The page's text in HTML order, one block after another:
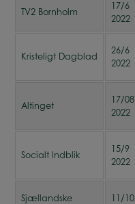
TV2 Bornholm
17/6
2022
Kristeligt Dagblad
26/6
2022
Altinget
17/08
2022
Socialt Indblik
15/9
2022
Sjællandske
11/10